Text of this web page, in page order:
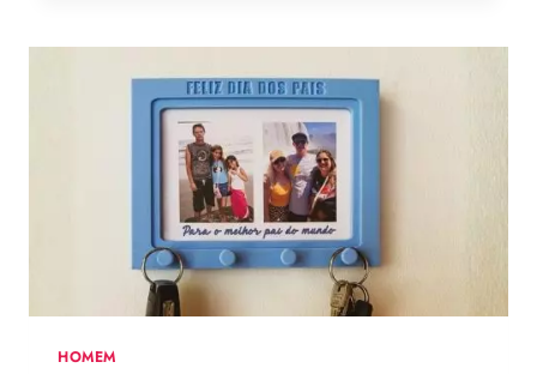
DOS
PAIS:
MAIS
IDEIAS
INSPIRAR
A
MONTAR
HOMEM